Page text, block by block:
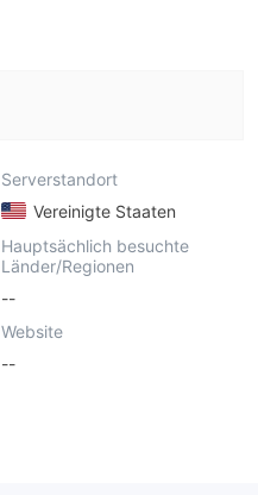
Serverstandort
Vereinigte Staaten
Hauptsächlich besuchte
Länder/Regionen
--
Website
--